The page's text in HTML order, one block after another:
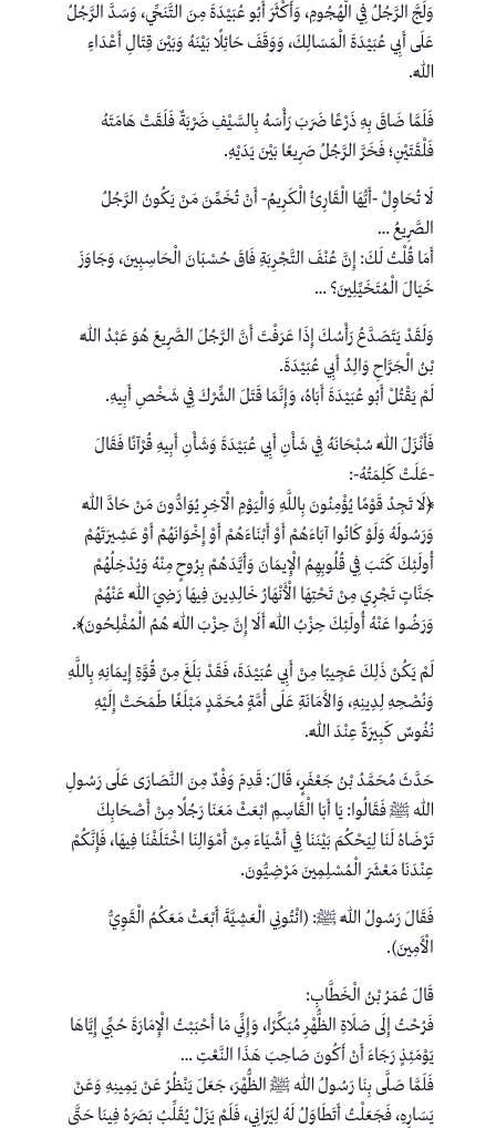
وَلَجَّ الرَّجُلُ فِي الْهُجُومِ، وَأَكْثَرَ أَبُو عُبَيْدَةَ مِنَ التَّنَحِّي، وَسَدَّ الرَّجُلُ
عَلَى أَبِي عُبَيْدَةَ الْمَسَالِكَ، وَوَقَفَ حَائِلًا بَيْنَهُ وَبَيْنَ قِتَالِ أَعْدَاءِ
اللَّهِ.
فَلَمَّا ضَاقَ بِهِ ذَرْعًا ضَرَبَ رَأْسَهُ بِالسَّيْفِ ضَرْبَةٌ فَلَقَتْ هَامَتَهُ
فَلْقَتَيْنِ؛ فَخَرَّ الرَّجُلُ صَرِيعًا بَيْنَ يَدَيْهِ.
لَا تُحَاوِلْ -أَيُّهَا الْقَارِئُ الْكَرِيمُ- أَنْ تُخَمِّنَ مَنْ يَكُونُ الرَّجُلُ
الصَّرِيعُ …
أَمَا قُلْتُ لَكَ: إِنَّ عُنْفَ التَّجْرِبَةِ فَاقَ حُسْبَانَ الْحَاسِبِينَ، وَجَاوَزَ
خَيَالَ الْمُتَخَيِّلِينَ؟ …
وَلَقَدْ يَتَصَدَّعُ رَأْسُكَ إِذَا عَرَفْتَ أَنَّ الرَّجُلَ الصَّرِيعَ هُوَ عَبْدُ اللَّهِ
بْنُ الْجَرَّاحِ وَالِدُ أَبِي عُبَيْدَةَ.
لَمْ يَقْتُلْ أَبُو عُبَيْدَةَ أَبَاهُ، وَإِنَّمَا قَتَلَ الشِّرْكَ فِي شَخْصِ أَبِيهِ.
فَأَنْزَلَ اللَّهُ سُبْحَانَهُ فِي شَأْنِ أَبِي عُبَيْدَةَ وَشَأْنِ أَبِيهِ قُرْآنًا فَقَالَ
-عَلَتْ كَلِمَتُهُ-:
﴿لَا تَجِدُ قَوْمًا يُؤْمِنُونَ بِاللَّهِ وَالْيَوْمِ الْآخِرِ يُوَادُّونَ مَنْ حَادَّ اللَّهَ
وَرَسُولَهُ وَلَوْ كَانُوا آبَاءَهُمْ أَوْ أَبْنَاءَهُمْ أَوْ إِخْوَانَهُمْ أَوْ عَشِيرَتَهُمْ
أُولَئِكَ كَتَبَ فِي قُلُوبِهِمُ الْإِيمَانَ وَأَيَّدَهُمْ بِرُوحٍ مِنْهُ وَيُدْخِلُهُمْ
جَنَّاتٍ تَجْرِي مِنْ تَحْتِهَا الْأَنْهَارُ خَالِدِينَ فِيهَا رَضِيَ اللَّهُ عَنْهُمْ
وَرَضُوا عَنْهُ أُولَئِكَ حِزْبُ اللَّهِ أَلَا إِنَّ حِزْبَ اللَّهِ هُمُ الْمُفْلِحُونَ﴾.
لَمْ يَكُنْ ذَلِكَ عَجِيبًا مِنْ أَبِي عُبَيْدَةَ، فَقَدْ بَلَغَ مِنْ قُوَّةِ إِيمَانِهِ بِاللَّهِ
وَنُصْحِهِ لِدِينِهِ، وَالأَمَانَةِ عَلَى أُمَّةٍ مُحَمَّدٍ مَبْلَغًا طَمَحَتْ إِلَيْهِ
نُفُوسٌ كَبِيرَةٌ عِنْدَ اللَّهِ.
حَدَّثَ مُحَمَّدُ بْنُ جَعْفَرٍ، قَالَ: قَدِمَ وَفْدٌ مِنَ النَّصَارَى عَلَى رَسُولِ
الله ﷺ فَقَالُوا: يَا أَبَا الْقَاسِمِ ابْعَثْ مَعَنَا رَجُلًا مِنْ أَصْحَابِكَ
تَرْضَاهُ لَنَا لِيَحْكُمَ بَيْنَنَا فِي أَشْيَاءَ مِنْ أَمْوَالِنَا اخْتَلَفْنَا فِيهَا، فَإِنَّكُمْ
عِنْدَنَا مَعْشَرَ الْمُسْلِمِينَ مَرْضِيُّونَ.
فَقَالَ رَسُولُ اللَّهِ ﷺ: (ائْتُونِي الْعَشِيَّةَ أَبْعَثْ مَعَكُمُ الْقَوِيُّ
الْأَمِينَ).
قَالَ عُمَرُ بْنُ الْخَطَّابِ:
فَرُحْتُ إِلَى صَلَاةِ الظُّهْرِ مُبَكِّرًا، وَإِنِّي مَا أَحْبَبْتُ الْإِمَارَةَ حُبِّي إِيَّاهَا
يَوْمَئِذٍ رَجَاءَ أَنْ أَكُونَ صَاحِبَ هَذَا النَّعْتِ …
فَلَمَّا صَلَّى بِنَا رَسُولُ الله ﷺ الظُّهْرَ، جَعَلَ يَنْظُرُ عَنْ يَمِينِهِ وَعَنْ
يَسَارِهِ، فَجَعَلْتُ أَتَطَاوَلُ لَهُ لِيَرَانِي، فَلَمْ يَزَلْ يُقَلِّبُ بَصَرَهُ فِينَا حَتَّى